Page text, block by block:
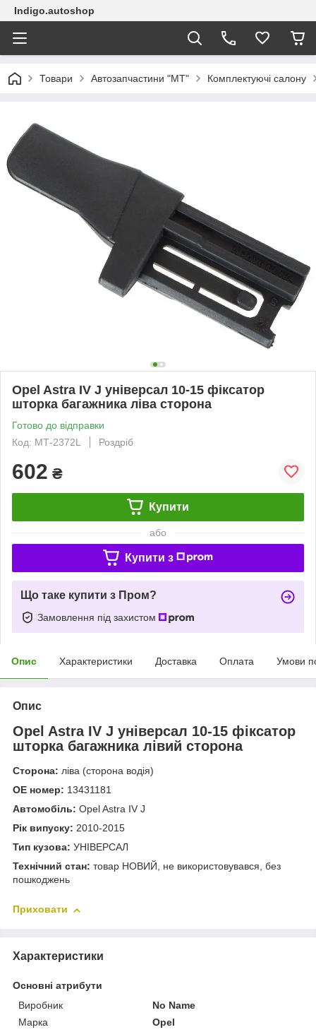
Indigo.autoshop
Товари Автозапчастини "МТ" Комплектуючі салону
Opel Astra IV J універсал 10-15 фіксатор
шторка багажника ліва сторона
Готово до відправки
Код: МТ-2372L
Роздріб
602 ₴
Купити
або
Купити з
Що таке купити з Пром?
Замовлення під захистом
Опис Характеристики Доставка Оплата Умови
Опис
Opel Astra IV J універсал 10-15 фіксатор
шторка багажника лівий сторона
Сторона: ліва (сторона водія)
OE номер: 13431181
Автомобіль: Opel Astra IV J
Рік випуску: 2010-2015
Тип кузова: УНІВЕРСАЛ
Технічний стан: товар НОВИЙ, не використовувався, без
пошкоджень
Приховати
Характеристики
Основні атрибути
Виробник
No Name
Марка
Opel